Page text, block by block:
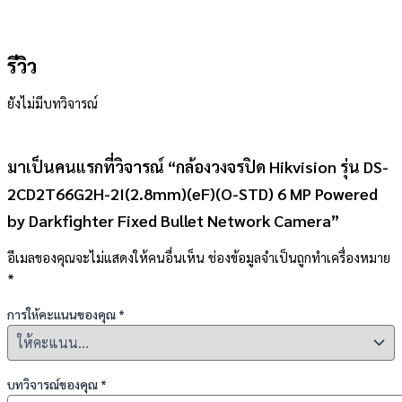
รีวิว
ยังไม่มีบทวิจารณ์
มาเป็นคนแรกที่วิจารณ์ “กล้องวงจรปิด Hikvision รุ่น DS-
2CD2T66G2H-2I(2.8mm)(eF)(O-STD) 6 MP Powered
by Darkfighter Fixed Bullet Network Camera”
อีเมลของคุณจะไม่แสดงให้คนอื่นเห็น ช่องข้อมูลจำเป็นถูกทำเครื่องหมาย
*
การให้คะแนนของคุณ *
บทวิจารณ์ของคุณ *